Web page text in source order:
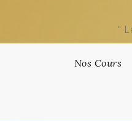
"
Nos Cours